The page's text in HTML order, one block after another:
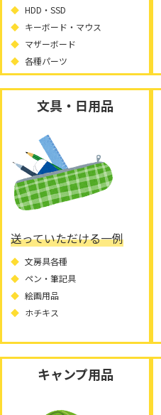
HDD・SSD
キーボード・マウス
マザーボード
各種パーツ
文具・日用品
送っていただける一例
文房具各種
ペン・筆記具
絵画用品
ホチキス
キャンプ用品